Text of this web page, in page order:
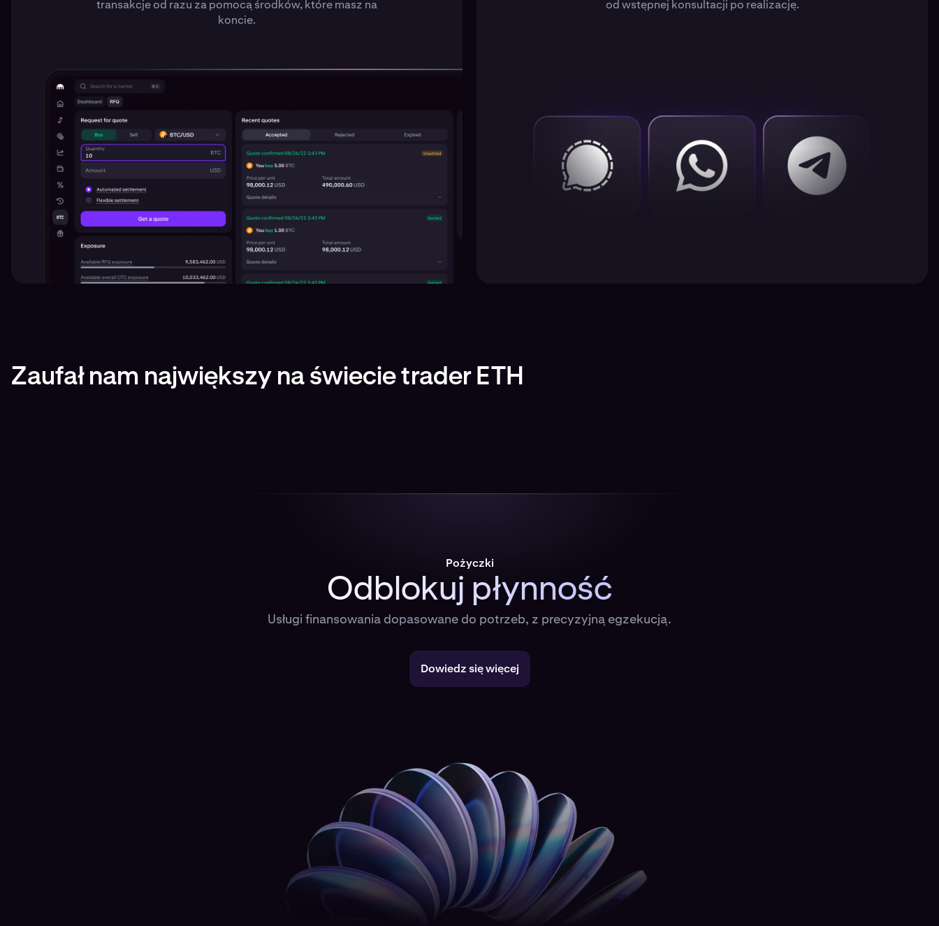
transakcje od razu za pomocą środków, które masz na
koncie.
od wstępnej konsultacji po realizację.
Zaufał nam największy na świecie trader ETH
Pożyczki
Odblokuj płynność
Usługi finansowania dopasowane do potrzeb, z precyzyjną egzekucją.
Dowiedz się więcej